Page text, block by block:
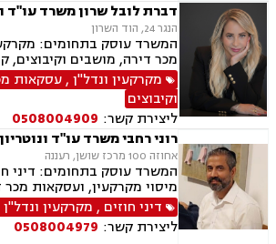
דברת לובל שרון משרד עו"ד
הנגר 24, הוד השרון
המשרד עוסק בתחומים:
מכר דירה, מושבים וקיבוצים,
מקרקעי ישראל, בתים משותפים,
כוח מתמשך, ירושות וצוואות,
העברה בין דורית.
מקרקעין ונדל"ן,עסקאות
וקיבוצים
ליצירת קשר: 0508004909
רוני רחבי משרד עו"ד ונוטריון
אחוזה 100 מרכז שושן, רעננה
המשרד עוסק בתחומים: דיני
מיסוי מקרקעין, ועסקאות
אזרחי-מסחרי, ייפוי כוח
דיני עבודה, דיני משפחה,
ותאונות, נוטריון.
דיני חוזים , מקרקעין ונדל"ן
ליצירת קשר: 0508004979